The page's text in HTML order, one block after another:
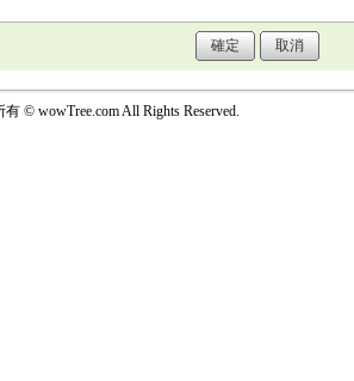
© wowTree.com All Rights Reserved.